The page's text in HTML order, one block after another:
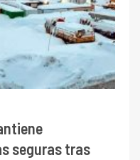
seguras tras